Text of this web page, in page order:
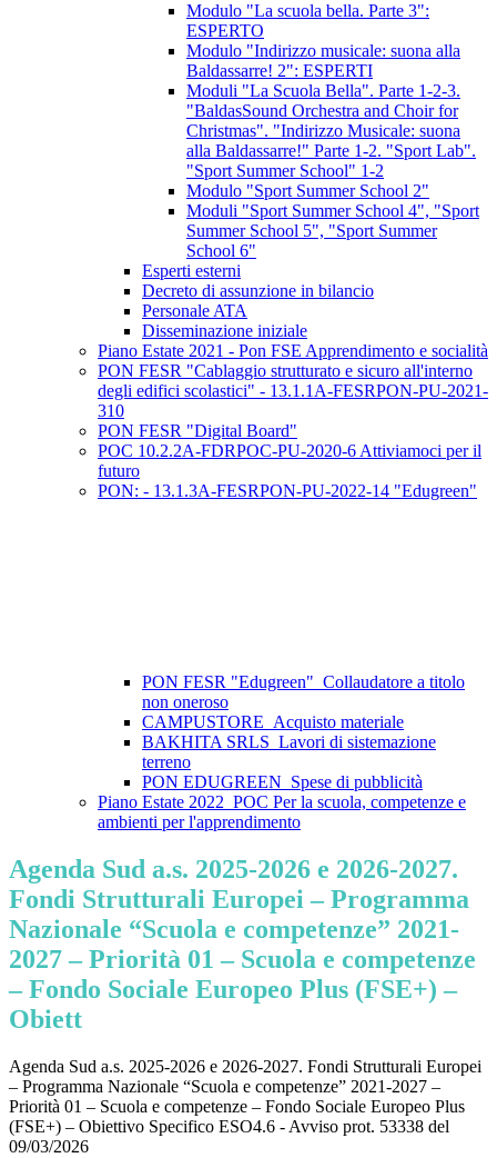
Modulo "La scuola bella. Parte 3":
ESPERTO
Modulo "Indirizzo musicale: suona alla
Baldassarre! 2": ESPERTI
Moduli "La Scuola Bella". Parte 1-2-3.
"BaldasSound Orchestra and Choir for
Christmas". "Indirizzo Musicale: suona
alla Baldassarre!" Parte 1-2. "Sport Lab".
"Sport Summer School" 1-2
Modulo "Sport Summer School 2"
Moduli "Sport Summer School 4", "Sport
Summer School 5", "Sport Summer
School 6"
Esperti esterni
Decreto di assunzione in bilancio
Personale ATA
Disseminazione iniziale
Piano Estate 2021 - Pon FSE Apprendimento e socialità
PON FESR "Cablaggio strutturato e sicuro all'interno
degli edifici scolastici" - 13.1.1A-FESRPON-PU-2021-
310
PON FESR "Digital Board"
POC 10.2.2A-FDRPOC-PU-2020-6 Attiviamoci per il
futuro
PON: - 13.1.3A-FESRPON-PU-2022-14 "Edugreen"
PON FESR "Edugreen"_Collaudatore a titolo
non oneroso
CAMPUSTORE_Acquisto materiale
BAKHITA SRLS_Lavori di sistemazione
terreno
PON EDUGREEN_Spese di pubblicità
Piano Estate 2022_POC Per la scuola, competenze e
ambienti per l'apprendimento
Agenda Sud a.s. 2025-2026 e 2026-2027.
Fondi Strutturali Europei – Programma
Nazionale “Scuola e competenze” 2021-
2027 – Priorità 01 – Scuola e competenze
– Fondo Sociale Europeo Plus (FSE+) –
Obiett
Agenda Sud a.s. 2025-2026 e 2026-2027. Fondi Strutturali Europei
– Programma Nazionale “Scuola e competenze” 2021-2027 –
Priorità 01 – Scuola e competenze – Fondo Sociale Europeo Plus
(FSE+) – Obiettivo Specifico ESO4.6 - Avviso prot. 53338 del
09/03/2026